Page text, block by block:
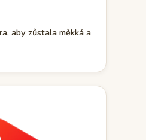
aby zůstala měkká a